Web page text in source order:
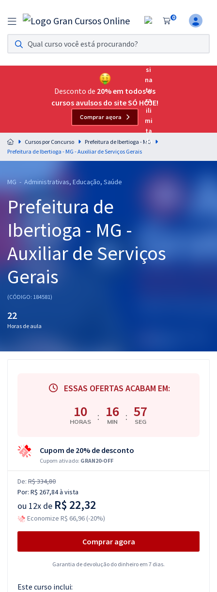
0
Assinatura Ilimitada 11
Acesso a todos os cursos. Teste grátis por 7 dias!
Assinatura OAB Até Passar
Acesso ilimitado a toda preparação para o Exame da
Residências Multiprofissionais
Preparação completa e intensiva para as principais
residências em saúde do Brasil
Cursos 20% OFF
Pós
Graduação
OAB
Questões grátis
Desconto de 20% em todos os
cursos avulsos do site SÓ HOJE!
Comprar agora
Cursos por Concurso
Prefeitura de Ibertioga - MG
Prefeitura de Ibertioga - MG - Auxiliar de Serviços Gerais
MG - Administrativas, Educação, Saúde
Prefeitura de
Ibertioga - MG -
Auxiliar de Serviços
Gerais
(CÓDIGO: 184581)
22
Horas de aula
ESSAS OFERTAS ACABAM EM:
10
HORAS : 16
MIN : 56
SEG
Cupom de 20% de desconto
Cupom ativado: GRAN20-OFF
De: R$ 334,80
Por: R$ 267,84à vista
ou 12x de R$ 22,32
Economize R$ 66,96 (-20%)
Comprar agora
Garantia de devolução do dinheiro em 7 dias.
Este curso inclui: